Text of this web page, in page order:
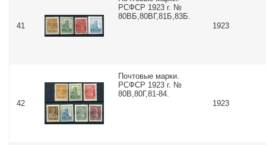
41
РСФСР 1923 г. №
80ВБ,80ВГ,81Б,83Б.
1923
42
Почтовые марки.
РСФСР 1923 г. №
80В,80Г,81-84.
1923